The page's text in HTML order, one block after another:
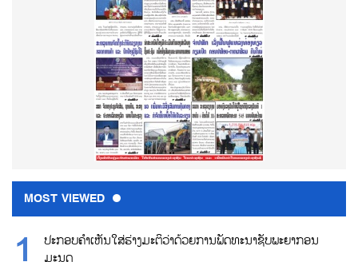
MOST VIEWED
ປະກອບຄຳເຫັນໃສ່ຮ່າງມະຕິວ່າດ້ວຍການພັດທະນາຊັບພະຍາກອນ